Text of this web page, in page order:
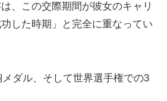
、この交際期間が彼女のキャリ
した時期」と完全に重なってい
ダル、そして世界選手権での3